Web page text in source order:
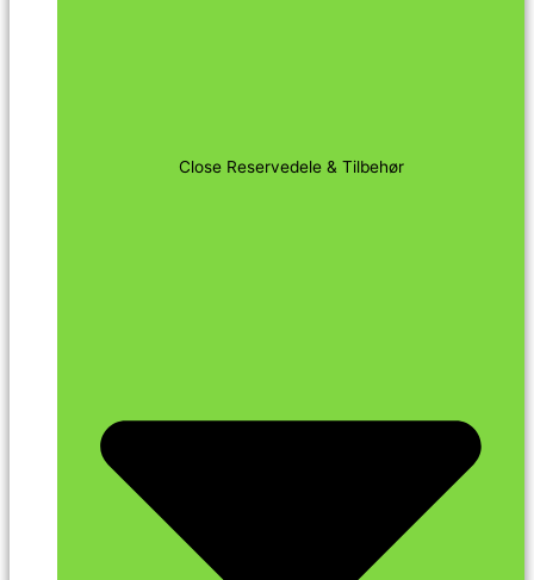
Close Reservedele & Tilbehør